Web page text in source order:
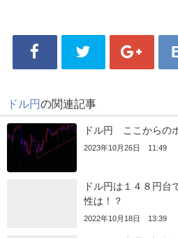
ドル円の関連記事
ドル円 ここからの
2023年10月26日 11:49
ドル円は１４８円台
性は！？
2022年10月18日 13:39